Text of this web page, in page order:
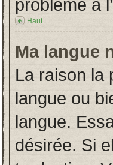
problème à
Haut
Ma langue
La raison la
langue ou
langue.
désirée. Si